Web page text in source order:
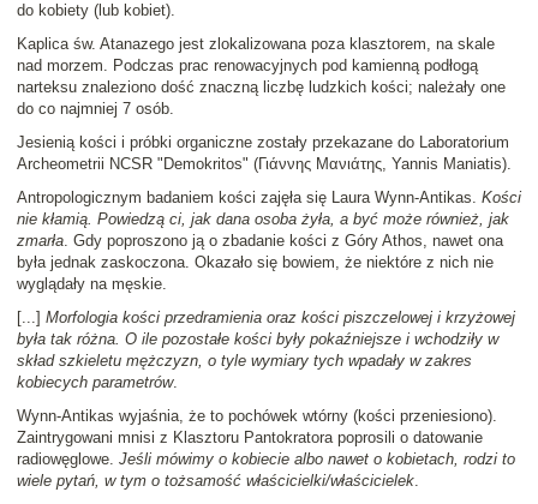
do kobiety (lub kobiet).
Kaplica św. Atanazego jest zlokalizowana poza klasztorem, na skale
nad morzem. Podczas prac renowacyjnych pod kamienną podłogą
narteksu znaleziono dość znaczną liczbę ludzkich kości; należały one
do co najmniej 7 osób.
Jesienią kości i próbki organiczne zostały przekazane do Laboratorium
Archeometrii NCSR "Demokritos" (Γιάννης Μανιάτης, Yannis Maniatis).
Antropologicznym badaniem kości zajęła się Laura Wynn-Antikas. Kości
nie kłamią. Powiedzą ci, jak dana osoba żyła, a być może również, jak
zmarła. Gdy poproszono ją o zbadanie kości z Góry Athos, nawet ona
była jednak zaskoczona. Okazało się bowiem, że niektóre z nich nie
wyglądały na męskie.
[...] Morfologia kości przedramienia oraz kości piszczelowej i krzyżowej
była tak różna. O ile pozostałe kości były pokaźniejsze i wchodziły w
skład szkieletu mężczyzn, o tyle wymiary tych wpadały w zakres
kobiecych parametrów.
Wynn-Antikas wyjaśnia, że to pochówek wtórny (kości przeniesiono).
Zaintrygowani mnisi z Klasztoru Pantokratora poprosili o datowanie
radiowęglowe. Jeśli mówimy o kobiecie albo nawet o kobietach, rodzi to
wiele pytań, w tym o tożsamość właścicielki/właścicielek.